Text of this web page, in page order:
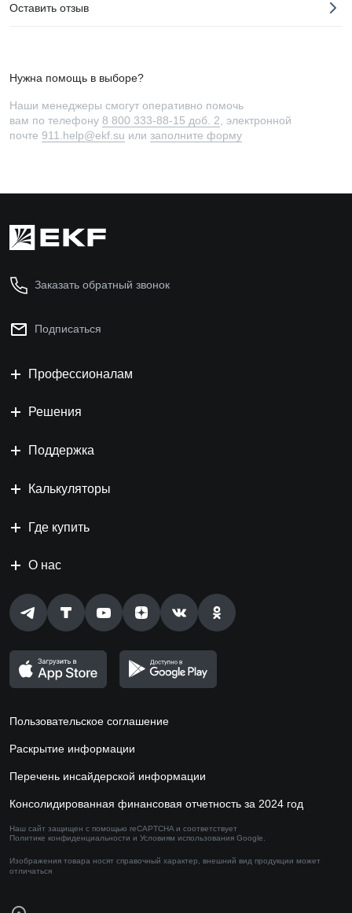
Оставить отзыв
Нужна помощь в выборе?
Наши менеджеры смогут оперативно помочь
вам по телефону 8 800 333-88-15 доб. 2 , электронной
почте 911.help@ekf.su или заполните форму
Заказать обратный звонок
Подписаться
Профессионалам
Решения
Поддержка
Калькуляторы
Где купить
О нас
Пользовательское соглашение
Раскрытие информации
Перечень инсайдерской информации
Консолидированная финансовая отчетность за 2024 год
Наш сайт защищен с помощью reCAPTCHA и соответствует
Политике конфиденциальности и Условиям использования Google.
Изображения товара носят справочный характер, внешний вид продукции может
отличаться